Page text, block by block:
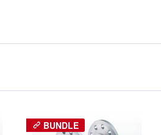
BUNDLE